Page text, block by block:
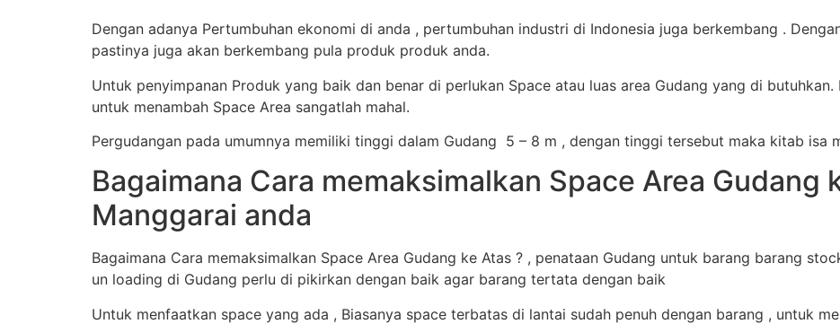
Dengan adanya Pertumbuhan ekonomi di anda , pertumbuhan industri di Indonesia juga berkembang .
pastinya juga akan berkembang pula produk produk anda.
Untuk penyimpanan Produk yang baik dan benar di perlukan Space atau luas area Gudang yang di
untuk menambah Space Area sangatlah mahal.
Pergudangan pada umumnya memiliki tinggi dalam Gudang 5 – 8 m , dengan tinggi tersebut maka kitab isa
Bagaimana Cara memaksimalkan Space Area Gudang
Manggarai anda
Bagaimana Cara memaksimalkan Space Area Gudang ke Atas ? , penataan Gudang untuk barang barang
un loading di Gudang perlu di pikirkan dengan baik agar barang tertata dengan baik
Untuk menfaatkan space yang ada , Biasanya space terbatas di lantai sudah penuh dengan barang , untuk